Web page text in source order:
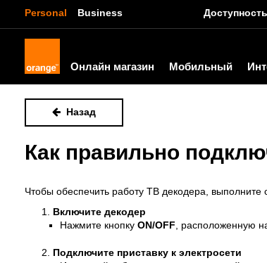
Personal Business Доступность
Онлайн магазин Мобильный
Назад
Как правильно
Чтобы обеспечить работу ТВ декодерa ,
Включите декодер
Нажмите кнопку ON/OFF , расположенную
Подключите приставку к электросети